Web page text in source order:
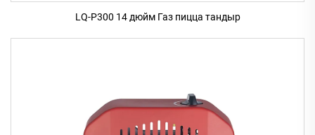
LQ-P300 14 дюйм Газ пицца тандыр